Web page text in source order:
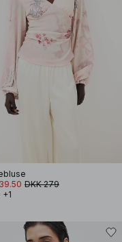
DKK 279
+1